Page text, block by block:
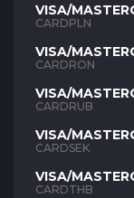
VISA/
PLN
CARDPLN
VISA/
RON
CARDRON
VISA/
RUB
CARDRUB
VISA/
SEK
CARDSEK
VISA/
THB
CARDTHB